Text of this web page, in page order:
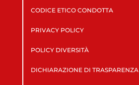
CODICE ETICO CONDOTTA
PRIVACY POLICY
POLICY DIVERSITÀ
DICHIARAZIONE DI TRASPARENZA